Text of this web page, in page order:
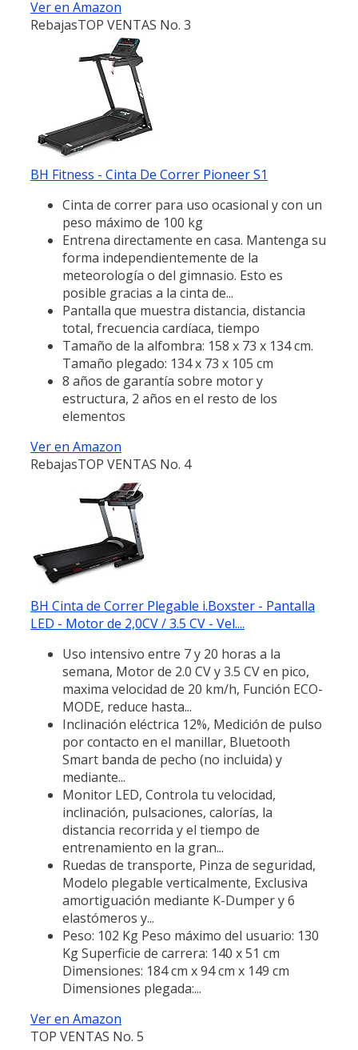
Ver en Amazon
RebajasTOP VENTAS No. 3
BH Fitness - Cinta De Correr Pioneer S1
Cinta de correr para uso ocasional y con un
peso máximo de 100 kg
Entrena directamente en casa. Mantenga su
forma independientemente de la
meteorología o del gimnasio. Esto es
posible gracias a la cinta de...
Pantalla que muestra distancia, distancia
total, frecuencia cardíaca, tiempo
Tamaño de la alfombra: 158 x 73 x 134 cm.
Tamaño plegado: 134 x 73 x 105 cm
8 años de garantía sobre motor y
estructura, 2 años en el resto de los
elementos
Ver en Amazon
RebajasTOP VENTAS No. 4
BH Cinta de Correr Plegable i.Boxster - Pantalla
LED - Motor de 2,0CV / 3.5 CV - Vel....
Uso intensivo entre 7 y 20 horas a la
semana, Motor de 2.0 CV y 3.5 CV en pico,
maxima velocidad de 20 km/h, Función ECO-
MODE, reduce hasta...
Inclinación eléctrica 12%, Medición de pulso
por contacto en el manillar, Bluetooth
Smart banda de pecho (no incluida) y
mediante...
Monitor LED, Controla tu velocidad,
inclinación, pulsaciones, calorías, la
distancia recorrida y el tiempo de
entrenamiento en la gran...
Ruedas de transporte, Pinza de seguridad,
Modelo plegable verticalmente, Exclusiva
amortiguación mediante K-Dumper y 6
elastómeros y...
Peso: 102 Kg Peso máximo del usuario: 130
Kg Superficie de carrera: 140 x 51 cm
Dimensiones: 184 cm x 94 cm x 149 cm
Dimensiones plegada:...
Ver en Amazon
TOP VENTAS No. 5